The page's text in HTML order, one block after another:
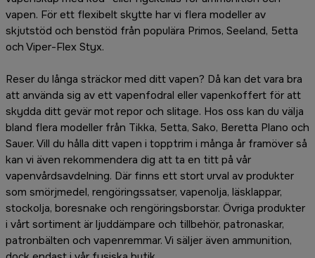
vapen. För ett flexibelt skytte har vi flera modeller av
skjutstöd och benstöd från populära Primos, Seeland, 5etta
och Viper-Flex Styx.
Reser du långa sträckor med ditt vapen? Då kan det vara bra
att använda sig av ett vapenfodral eller vapenkoffert för att
skydda ditt gevär mot repor och slitage. Hos oss kan du välja
bland flera modeller från Tikka, 5etta, Sako, Beretta Plano och
Sauer. Vill du hålla ditt vapen i topptrim i många år framöver så
kan vi även rekommendera dig att ta en titt på vår
vapenvårdsavdelning. Där finns ett stort urval av produkter
som smörjmedel, rengöringssatser, vapenolja, läsklappar,
stockolja, boresnake och rengöringsborstar. Övriga produkter
i vårt sortiment är ljuddämpare och tillbehör, patronaskar,
patronbälten och vapenremmar. Vi säljer även ammunition,